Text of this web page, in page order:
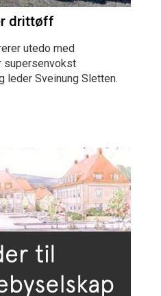
drittøff
utedo med
supersenvokst
leder Sveinung Sletten.